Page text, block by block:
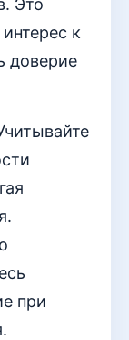
Это
к
доверие
при